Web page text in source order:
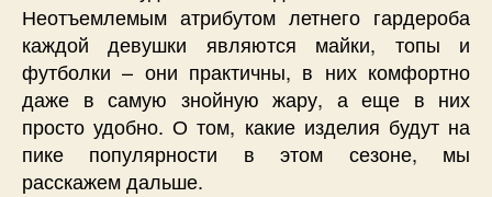
Неотъемлемым атрибутом летнего гардероба
каждой девушки являются майки, топы и
футболки – они практичны, в них комфортно
даже в самую знойную жару, а еще в них
просто удобно. О том, какие изделия будут на
пике популярности в этом сезоне, мы
расскажем дальше.